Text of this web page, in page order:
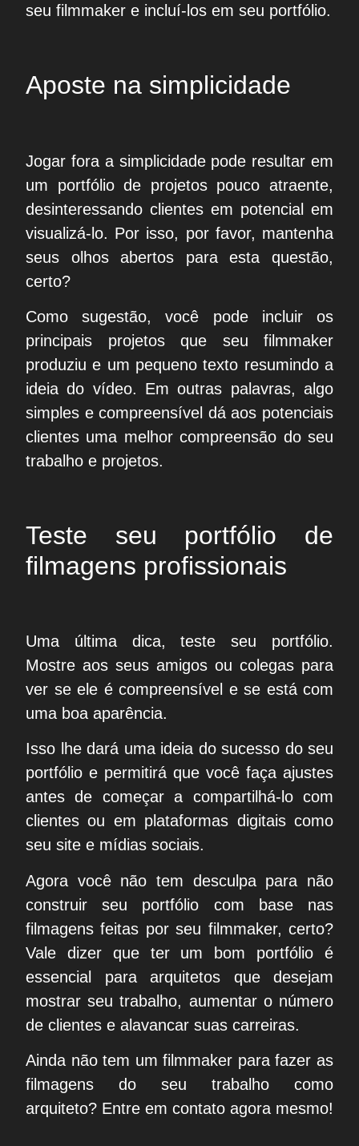
seu filmmaker e incluí-los em seu portfólio.
Aposte na simplicidade
Jogar fora a simplicidade pode resultar em
um portfólio de projetos pouco atraente,
desinteressando clientes em potencial em
visualizá-lo. Por isso, por favor, mantenha
seus olhos abertos para esta questão,
certo?
Como sugestão, você pode incluir os
principais projetos que seu filmmaker
produziu e um pequeno texto resumindo a
ideia do vídeo. Em outras palavras, algo
simples e compreensível dá aos potenciais
clientes uma melhor compreensão do seu
trabalho e projetos.
Teste seu portfólio de
filmagens profissionais
Uma última dica, teste seu portfólio.
Mostre aos seus amigos ou colegas para
ver se ele é compreensível e se está com
uma boa aparência.
Isso lhe dará uma ideia do sucesso do seu
portfólio e permitirá que você faça ajustes
antes de começar a compartilhá-lo com
clientes ou em plataformas digitais como
seu site e mídias sociais.
Agora você não tem desculpa para não
construir seu portfólio com base nas
filmagens feitas por seu filmmaker, certo?
Vale dizer que ter um bom portfólio é
essencial para arquitetos que desejam
mostrar seu trabalho, aumentar o número
de clientes e alavancar suas carreiras.
Ainda não tem um filmmaker para fazer as
filmagens do seu trabalho como
arquiteto? Entre em contato agora mesmo!